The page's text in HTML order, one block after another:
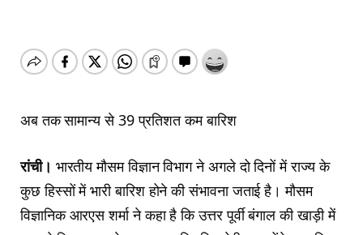
अब तक सामान्य से 39 प्रतिशत कम बारिश
रांची। भारतीय मौसम विज्ञान विभाग ने अगले दो दिनों में राज्य के
कुछ हिस्सों में भारी बारिश होने की संभावना जताई है। मौसम
विज्ञानिक आरएस शर्मा ने कहा है कि उत्तर पूर्वी बंगाल की खाड़ी में